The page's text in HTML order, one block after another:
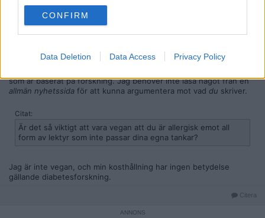
CONFIRM
Data Deletion Data Access Privacy Policy
Citat:
Ursprungligen postat av
som är baserat på forskning. Jag behöver inte läsa något från en
allmän nyhetssida för att kunna argumentera mot vad du skriver.
Citat:
Är det så viktigt att vara vegan att du är allergisk emot all
form av lektyr som inte passar dina egna tankar?
Jag är inte vegan, och min kosthållning har ingen betydelse
gällande diabetesforskning.
Citera